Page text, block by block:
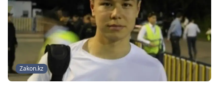
Zakon.kz